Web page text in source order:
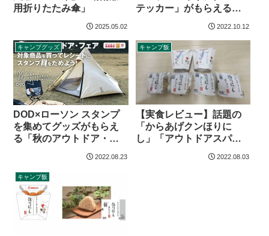
用折りたたみ傘」
2025.05.02
テッカー」がもらえるキ
2022.10.12
キャンプグッズ
DOD×ローソン スタンプ
を集めてグッズがもらえ
る「秋のアウトドア・フ
2022.08.23
キャンプ飯
【実食レビュー】話題の
「からあげクンほりに
し」「アウトドアスパイ
2022.08.03
キャンプ飯